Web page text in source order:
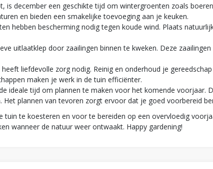
is december een geschikte tijd om wintergroenten zoals
en bieden een smakelijke toevoeging aan je keuken.
hebben bescherming nodig tegen koude wind. Plaats
uitlaatklep door zaailingen binnen te kweken. Deze
heeft liefdevolle zorg nodig. Reinig en onderhoud je
maken je werk in de tuin efficiënter.
ideale tijd om plannen te maken voor het komende voorjaar.
plannen van tevoren zorgt ervoor dat je goed voorbereid
te koesteren en voor te bereiden op een overvloedig
wanneer de natuur weer ontwaakt. Happy gardening!